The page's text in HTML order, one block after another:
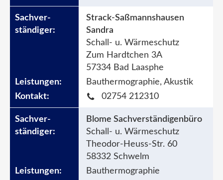
Strack-Saßmannshausen
Sandra
Schall- u. Wärmeschutz
Zum Hardtchen 3A
57334 Bad Laasphe
Bauthermographie, Akustik
02754 212310
Blome Sachverständigenbüro
Schall- u. Wärmeschutz
Theodor-Heuss-Str. 60
58332 Schwelm
Bauthermographie